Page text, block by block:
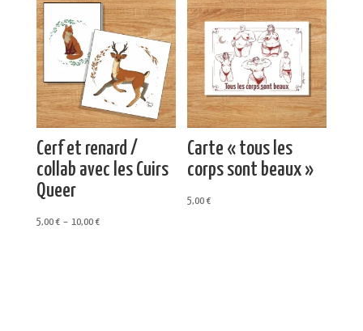
Cerf et renard /
collab avec les Cuirs
Queer
5,00€ – 10,00€Plage
Carte « tous les
corps sont beaux »
5,00€